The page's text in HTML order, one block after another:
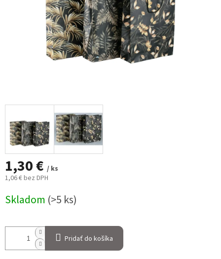
1,30 € / ks
1,06 € bez DPH
cena:
Skladom (>5 ks)
Pridať do košíka